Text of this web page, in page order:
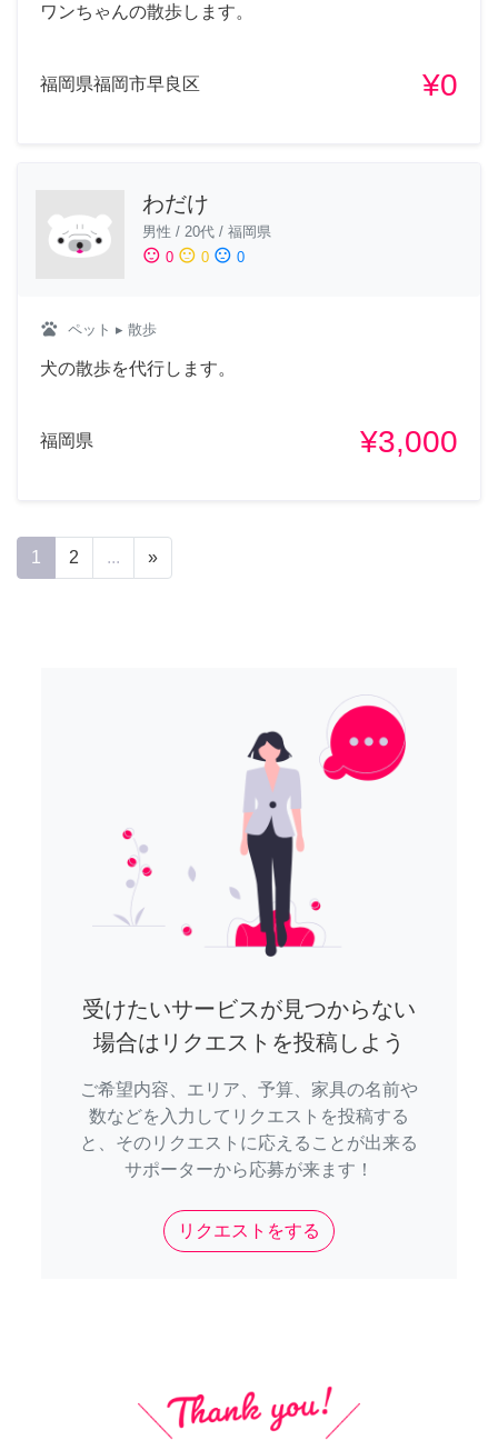
ワンちゃんの散歩します。
福岡県福岡市早良区 ¥0
わだけ
男性 / 20代 / 福岡県
sentiment_satisfied 0 sentiment_neutral 0 sentiment_dissatisfied 0
pets ペット ▸ 散歩
犬の散歩を代行します。
福岡県 ¥3,000
1 2 ... »
受けたいサービスが見つからない
場合はリクエストを投稿しよう
ご希望内容、エリア、予算、家具の名前や
数などを入力してリクエストを投稿する
と、そのリクエストに応えることが出来る
サポーターから応募が来ます！
リクエストをする